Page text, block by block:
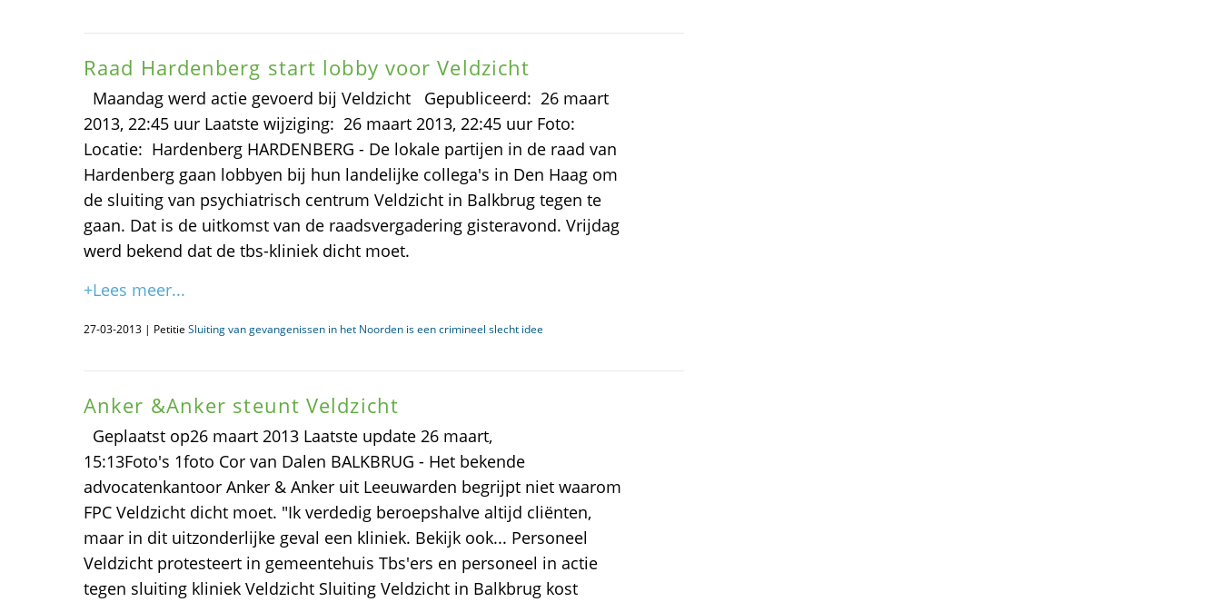
Raad Hardenberg start lobby voor Veldzicht
Maandag werd actie gevoerd bij Veldzicht Gepubliceerd: 26 maart
2013, 22:45 uur Laatste wijziging: 26 maart 2013, 22:45 uur Foto:
Locatie: Hardenberg HARDENBERG - De lokale partijen in de raad van
Hardenberg gaan lobbyen bij hun landelijke collega's in Den Haag om
de sluiting van psychiatrisch centrum Veldzicht in Balkbrug tegen te
gaan. Dat is de uitkomst van de raadsvergadering gisteravond. Vrijdag
werd bekend dat de tbs-kliniek dicht moet.
+Lees meer...
27-03-2013 | Petitie Sluiting van gevangenissen in het Noorden is een crimineel slecht idee
Anker &Anker steunt Veldzicht
Geplaatst op26 maart 2013 Laatste update 26 maart,
15:13Foto's 1foto Cor van Dalen BALKBRUG - Het bekende
advocatenkantoor Anker & Anker uit Leeuwarden begrijpt niet waarom
FPC Veldzicht dicht moet. "Ik verdedig beroepshalve altijd cliënten,
maar in dit uitzonderlijke geval een kliniek. Bekijk ook... Personeel
Veldzicht protesteert in gemeentehuis Tbs'ers en personeel in actie
tegen sluiting kliniek Veldzicht Sluiting Veldzicht in Balkbrug kost